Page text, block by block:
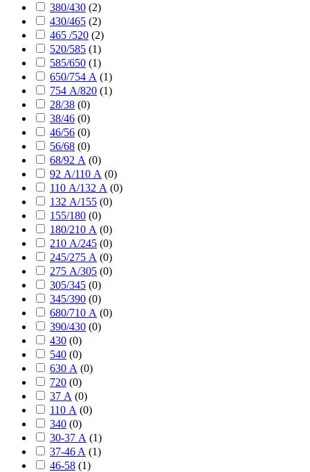
380/430 (2)
430/465 (2)
465 /520 (2)
520/585 (1)
585/650 (1)
650/754 А (1)
754 А/820 (1)
28/38 (0)
38/46 (0)
46/56 (0)
56/68 (0)
68/92 А (0)
92 А/110 А (0)
110 А/132 А (0)
132 А/155 (0)
155/180 (0)
180/210 А (0)
210 А/245 (0)
245/275 А (0)
275 А/305 (0)
305/345 (0)
345/390 (0)
680/710 А (0)
390/430 (0)
430 (0)
540 (0)
630 А (0)
720 (0)
37 А (0)
110 А (0)
340 (0)
30-37 А (1)
37-46 A (1)
46-58 (1)